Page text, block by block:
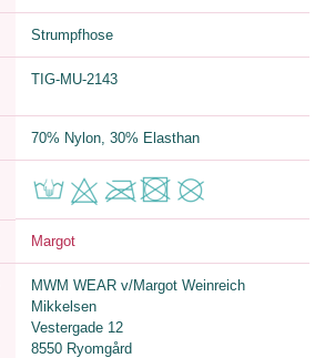
Strumpfhose
TIG-MU-2143
70% Nylon, 30% Elasthan
Margot
MWM WEAR v/Margot Weinreich
Mikkelsen
Vestergade 12
8550 Ryomgård